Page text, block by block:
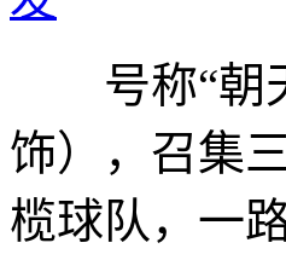
号称“朝天
饰），召集
榄球队，一